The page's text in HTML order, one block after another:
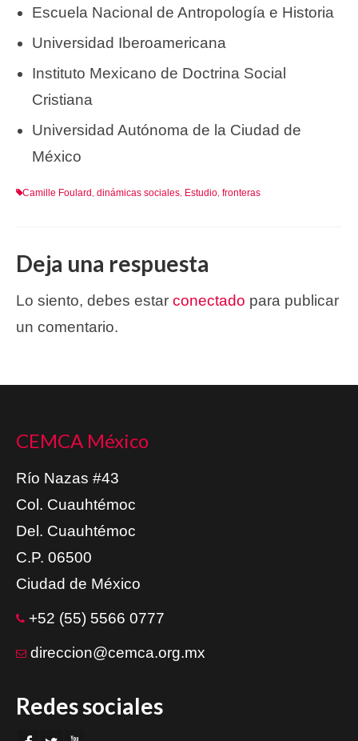
Escuela Nacional de Antropología e Historia
Universidad Iberoamericana
Instituto Mexicano de Doctrina Social
Cristiana
Universidad Autónoma de la Ciudad de
México
Camille Foulard dinámicas sociales Estudio fronteras
Deja una respuesta
Lo siento, debes estar conectado para publicar
un comentario.
CEMCA México
Río Nazas #43
Col. Cuauhtémoc
Del. Cuauhtémoc
C.P. 06500
Ciudad de México
+52 (55) 5566 0777
direccion@cemca.org.mx
Redes sociales